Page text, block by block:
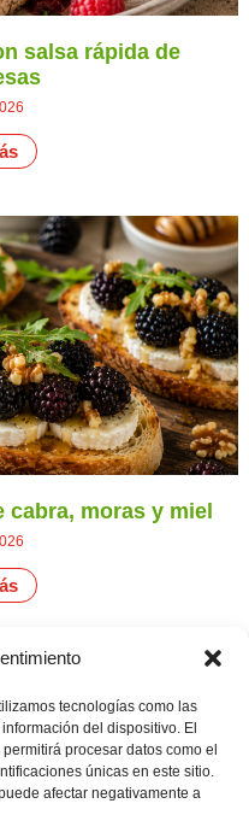
tecnologías como las
del dispositivo. El
procesar datos como el
únicas en este sitio.
afectar negativamente a
salsa rápida de
moras y miel
s/n
Aviso legal
Política de
privacidad
Canal de denuncias